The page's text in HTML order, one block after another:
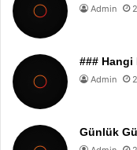
Admin
### Hangi
Admin
Günlük